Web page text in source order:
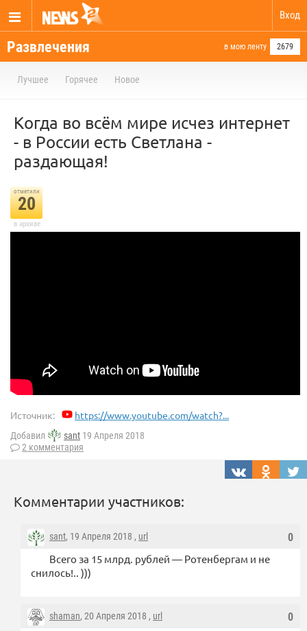
Вход
Развлечения в мою ленту 2679
Лучшее Горячее Новое
Когда во всём мире исчез интернет
- в России есть Светлана -
раздающая!
отметили
20
в архиве
Источник: https://www.youtube.com/watch?...
Добавил sant 19 Апреля 2018
2 комментария
Комментарии участников:
0
sant, 19 Апреля 2018 , url
Всего за 15 млрд. рублей — Ротенбергам и не
снилось!.. )))
0
shaman, 20 Апреля 2018 , url